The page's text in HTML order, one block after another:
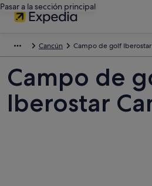
Pasar a la sección principal
Cancún Campo de golf
Campo de
Iberostar